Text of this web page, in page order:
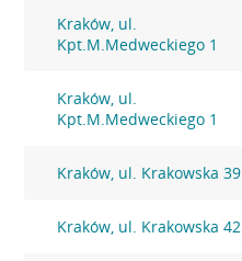
Kraków, ul.
Kpt.M.Medweckiego 1
Kraków, ul.
Kpt.M.Medweckiego 1
Kraków, ul. Krakowska 39
Kraków, ul. Krakowska 42